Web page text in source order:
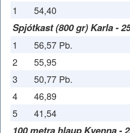
1 54,40
Spjótkast (800 gr) Karla -
1 56,57 Pb.
2 55,95
3 50,77 Pb.
4 46,89
5 41,54
100 metra hlaup Kvenna -